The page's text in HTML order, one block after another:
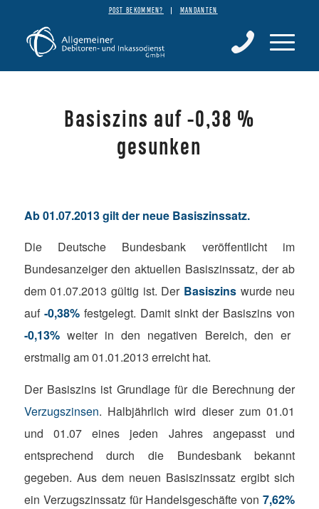
POST BEKOMMEN? MANDANTEN
Basiszins auf -0,38 %
gesunken
Ab 01.07.2013 gilt der neue Basiszinssatz.
Die Deutsche Bundesbank veröffentlicht im
Bundesanzeiger den aktuellen Basiszinssatz, der ab
dem 01.07.2013 gültig ist. Der Basiszins wurde neu
auf -0,38%festgelegt. Damit sinkt der Basiszins von
-0,13%weiter in den negativen Bereich, den er
erstmalig am 01.01.2013 erreicht hat.
Der Basiszins ist Grundlage für die Berechnung der
Verzugszinsen. Halbjährlich wird dieser zum 01.01
und 01.07 eines jeden Jahres angepasst und
entsprechend durch die Bundesbank bekannt
gegeben. Aus dem neuen Basiszinssatz ergibt sich
ein Verzugszinssatz für Handelsgeschäfte von7,62%